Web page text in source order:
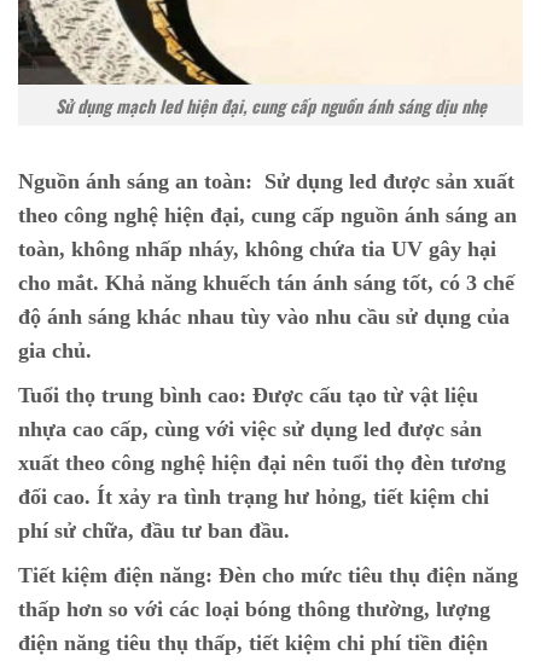
Sử dụng mạch led hiện đại, cung cấp nguồn ánh sáng dịu nhẹ
Nguồn ánh sáng an toàn: Sử dụng led được sản xuất
theo công nghệ hiện đại, cung cấp nguồn ánh sáng an
toàn, không nhấp nháy, không chứa tia UV gây hại
cho mắt. Khả năng khuếch tán ánh sáng tốt, có 3 chế
độ ánh sáng khác nhau tùy vào nhu cầu sử dụng của
gia chủ.
Tuổi thọ trung bình cao: Được cấu tạo từ vật liệu
nhựa cao cấp, cùng với việc sử dụng led được sản
xuất theo công nghệ hiện đại nên tuổi thọ đèn tương
đối cao. Ít xảy ra tình trạng hư hỏng, tiết kiệm chi
phí sử chữa, đầu tư ban đầu.
Tiết kiệm điện năng: Đèn cho mức tiêu thụ điện năng
thấp hơn so với các loại bóng thông thường, lượng
điện năng tiêu thụ thấp, tiết kiệm chi phí tiền điện